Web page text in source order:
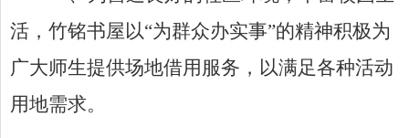
活，竹铭书屋以“为群众办实事”的精神积极为
广大师生提供场地借用服务，以满足各种活动
用地需求。